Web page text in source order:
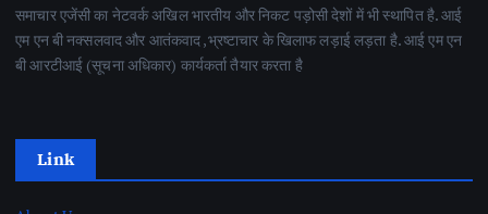
समाचार एजेंसी का नेटवर्क अखिल भारतीय और निकट पड़ोसी देशों में भी स्थापित है. आई
एम एन बी नक्सलवाद और आतंकवाद ,भ्रष्टाचार के खिलाफ लड़ाई लड़ता है. आई एम एन
बी आरटीआई (सूचना अधिकार) कार्यकर्ता तैयार करता है
Link